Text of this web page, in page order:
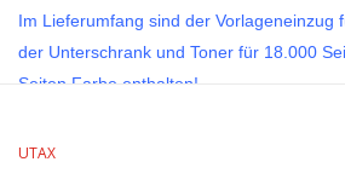
Im Lieferumfang sind der Vorlageneinzug
der Unterschrank und Toner für 18.000
Seiten Farbe enthalten!
UTAX